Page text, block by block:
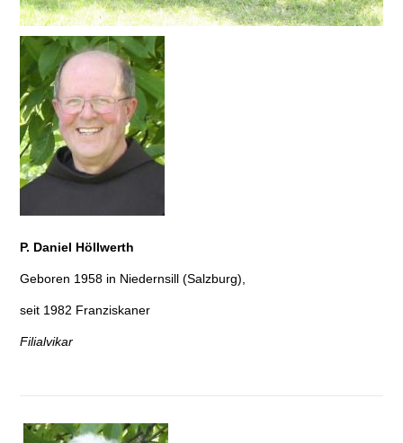
P. Daniel Höllwerth
Geboren 1958 in Niedernsill (Salzburg),
seit 1982 Franziskaner
Filialvikar